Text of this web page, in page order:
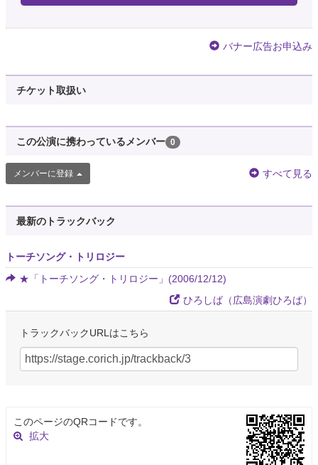
バナー広告お申込み
チケット取扱い
この公演に携わっているメンバー 0
メンバーに登録 すべて見る
最新のトラックバック
トーチソング・トリロジー
★「トーチソング・トリロジー」(2006/12/12)
ひろしば（広島演劇ひろば）
トラックバックURLはこちら
このページのQRコードです。
拡大